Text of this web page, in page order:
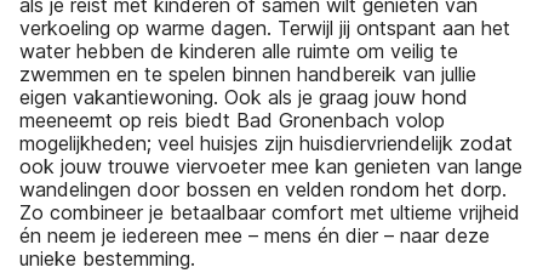
als je reist met kinderen of samen wilt genieten van
verkoeling op warme dagen. Terwijl jij ontspant aan het
water hebben de kinderen alle ruimte om veilig te
zwemmen en te spelen binnen handbereik van jullie
eigen vakantiewoning. Ook als je graag jouw hond
meeneemt op reis biedt Bad Gronenbach volop
mogelijkheden; veel huisjes zijn huisdiervriendelijk zodat
ook jouw trouwe viervoeter mee kan genieten van lange
wandelingen door bossen en velden rondom het dorp.
Zo combineer je betaalbaar comfort met ultieme vrijheid
én neem je iedereen mee – mens én dier – naar deze
unieke bestemming.